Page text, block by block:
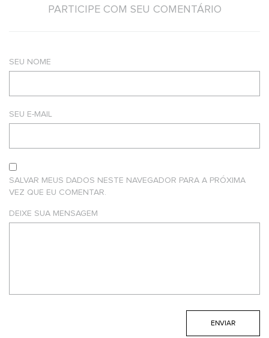
PARTICIPE COM SEU COMENTÁRIO
SEU NOME
SEU E-MAIL
SALVAR MEUS DADOS NESTE NAVEGADOR PARA A PRÓXIMA
VEZ QUE EU COMENTAR.
DEIXE SUA MENSAGEM